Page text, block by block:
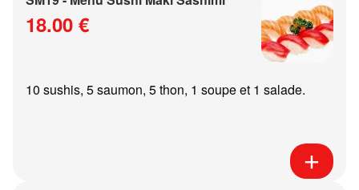
18.00 €
10 sushis, 5 saumon, 5 thon, 1 soupe et 1 salade.